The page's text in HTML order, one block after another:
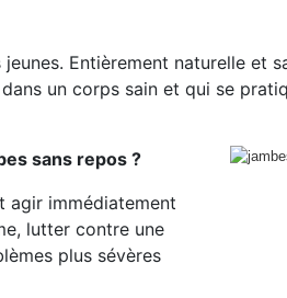
Entièrement naturelle et
un corps sain et qui se
sans repos ?
agir immédiatement
lutter contre une
plus sévères